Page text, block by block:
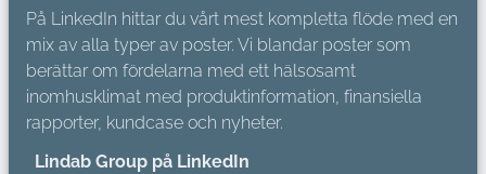
På LinkedIn hittar du vårt mest kompletta flöde med en
mix av alla typer av poster. Vi blandar poster som
berättar om fördelarna med ett hälsosamt
inomhusklimat med produktinformation, finansiella
rapporter, kundcase och nyheter.
Lindab Group på LinkedIn